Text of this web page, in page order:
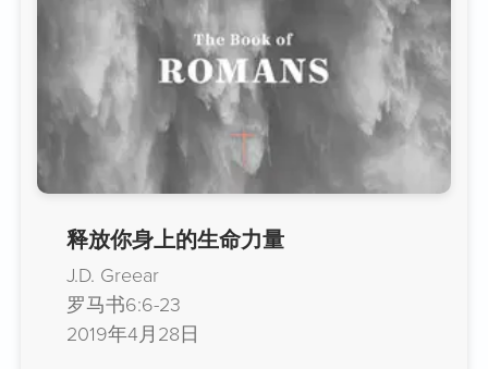
释放你身上的生命力量
J.D. Greear
罗马书6:6-23
2019年4月28日